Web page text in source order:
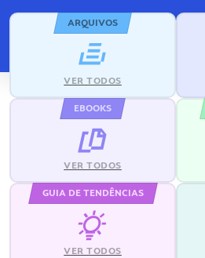
ARQUIVOS
VER TODOS
EBOOKS
VER TODOS
GUIA DE TENDÊNCIAS
VER TODOS